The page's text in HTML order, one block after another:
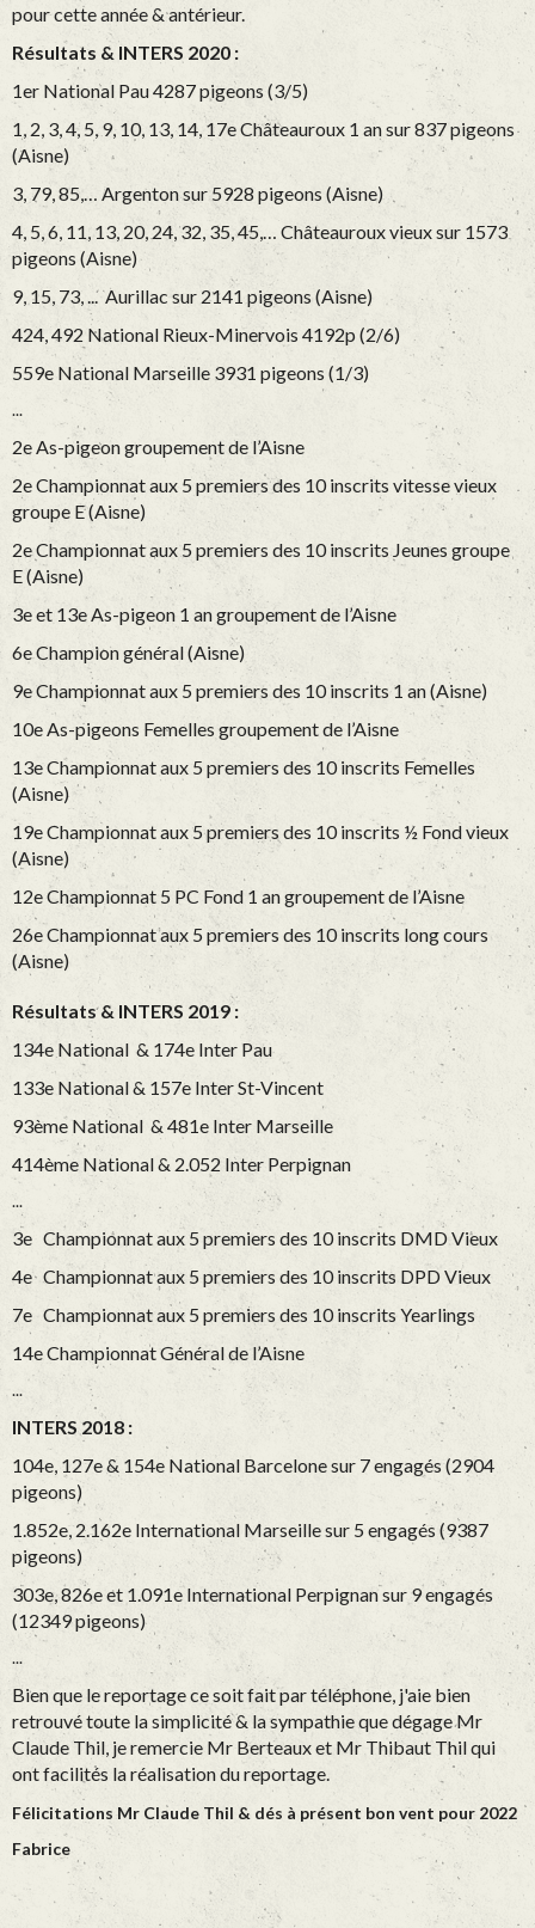
pour cette année & antérieur.
Résultats & INTERS 2020 :
1er National Pau 4287 pigeons (3/5)
1, 2, 3, 4, 5, 9, 10, 13, 14, 17e Châteauroux 1 an sur 837 pigeons
(Aisne)
3, 79, 85,… Argenton sur 5928 pigeons (Aisne)
4, 5, 6, 11, 13, 20, 24, 32, 35, 45,… Châteauroux vieux sur 1573
pigeons (Aisne)
9, 15, 73, ... Aurillac sur 2141 pigeons (Aisne)
424, 492 National Rieux-Minervois 4192p (2/6)
559e National Marseille 3931 pigeons (1/3)
...
2e As-pigeon groupement de l’Aisne
2e Championnat aux 5 premiers des 10 inscrits vitesse vieux
groupe E (Aisne)
2e Championnat aux 5 premiers des 10 inscrits Jeunes groupe
E (Aisne)
3e et 13e As-pigeon 1 an groupement de l’Aisne
6e Champion général (Aisne)
9e Championnat aux 5 premiers des 10 inscrits 1 an (Aisne)
10e As-pigeons Femelles groupement de l’Aisne
13e Championnat aux 5 premiers des 10 inscrits Femelles
(Aisne)
19e Championnat aux 5 premiers des 10 inscrits ½ Fond vieux
(Aisne)
12e Championnat 5 PC Fond 1 an groupement de l’Aisne
26e Championnat aux 5 premiers des 10 inscrits long cours
(Aisne)
Résultats & INTERS 2019 :
134e National & 174e Inter Pau
133e National & 157e Inter St-Vincent
93ème National & 481e Inter Marseille
414ème National & 2.052 Inter Perpignan
...
3e Championnat aux 5 premiers des 10 inscrits DMD Vieux
4e Championnat aux 5 premiers des 10 inscrits DPD Vieux
7e Championnat aux 5 premiers des 10 inscrits Yearlings
14e Championnat Général de l’Aisne
...
INTERS 2018 :
104e, 127e & 154e National Barcelone sur 7 engagés (2904
pigeons)
1.852e, 2.162e International Marseille sur 5 engagés (9387
pigeons)
303e, 826e et 1.091e International Perpignan sur 9 engagés
(12349 pigeons)
...
Bien que le reportage ce soit fait par téléphone, j'aie bien
retrouvé toute la simplicité & la sympathie que dégage Mr
Claude Thil, je remercie Mr Berteaux et Mr Thibaut Thil qui
ont facilités la réalisation du reportage.
Félicitations Mr Claude Thil & dés à présent bon vent pour 2022
Fabrice